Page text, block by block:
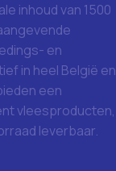
inhoud van 1500
en
in heel België en
een
vleesproducten,
leverbaar.